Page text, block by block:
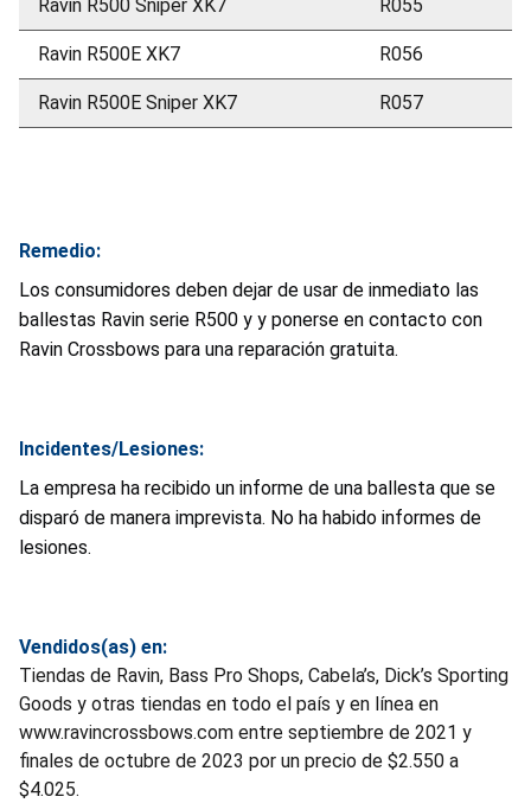
Ravin R500 Sniper XK7 R055
Ravin R500E XK7 R056
Ravin R500E Sniper XK7 R057
Remedio:
Los consumidores deben dejar de usar de inmediato las
ballestas Ravin serie R500 y y ponerse en contacto con
Ravin Crossbows para una reparación gratuita.
Incidentes/Lesiones:
La empresa ha recibido un informe de una ballesta que se
disparó de manera imprevista. No ha habido informes de
lesiones.
Vendidos(as) en:
Tiendas de Ravin, Bass Pro Shops, Cabela’s, Dick’s Sporting
Goods y otras tiendas en todo el país y en línea en
www.ravincrossbows.com entre septiembre de 2021 y
finales de octubre de 2023 por un precio de $2.550 a
$4.025.